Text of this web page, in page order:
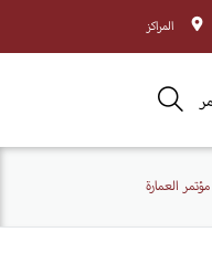
المراكز
العمارة